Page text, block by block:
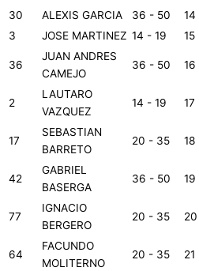
30
ALEXIS GARCIA 36 - 50 14
3
JOSE MARTINEZ 14 - 19 15
36
JUAN ANDRES
CAMEJO
36 - 50 16
2
LAUTARO
VAZQUEZ
14 - 19 17
17
SEBASTIAN
BARRETO
20 - 35 18
42
GABRIEL
BASERGA
36 - 50 19
77
IGNACIO
BERGERO
20 - 35 20
64
FACUNDO
MOLITERNO
20 - 35 21